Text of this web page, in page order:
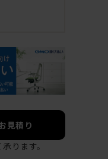
見積り
ります。